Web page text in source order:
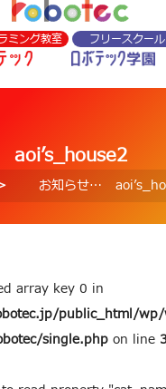
ミング教室 フリースクール
aoi’s_house2
お知らせ
array key 0 in
public_html/
single.php on line